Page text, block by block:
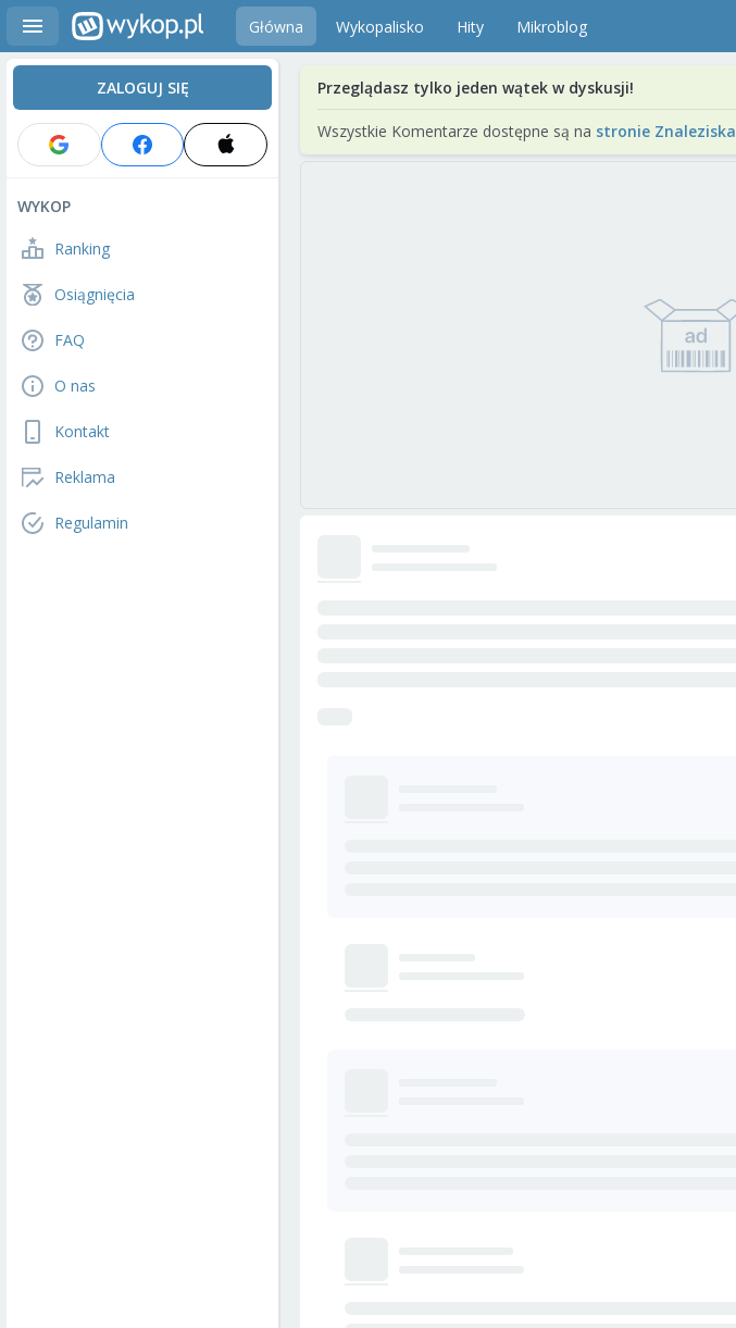
Główna Wykopalisko Hity Mikroblog
ZALOGUJ SIĘ
WYKOP
Ranking
Osiągnięcia
FAQ
O nas
Kontakt
Reklama
Regulamin
Przeglądasz tylko jeden wątek w dyskusji!
Wszystkie Komentarze dostępne są na stronie Znaleziska